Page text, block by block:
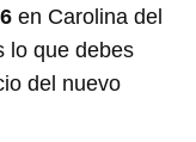
en Carolina del
lo que debes
del nuevo